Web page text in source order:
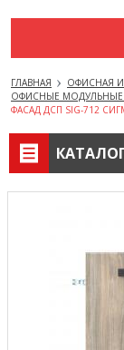
ГЛАВНАЯ
ОФИСНАЯ И
ОФИСНЫЕ
ФАСАД ДСП SIG-712